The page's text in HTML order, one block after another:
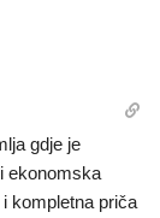
gdje je
ekonomska
kompletna priča